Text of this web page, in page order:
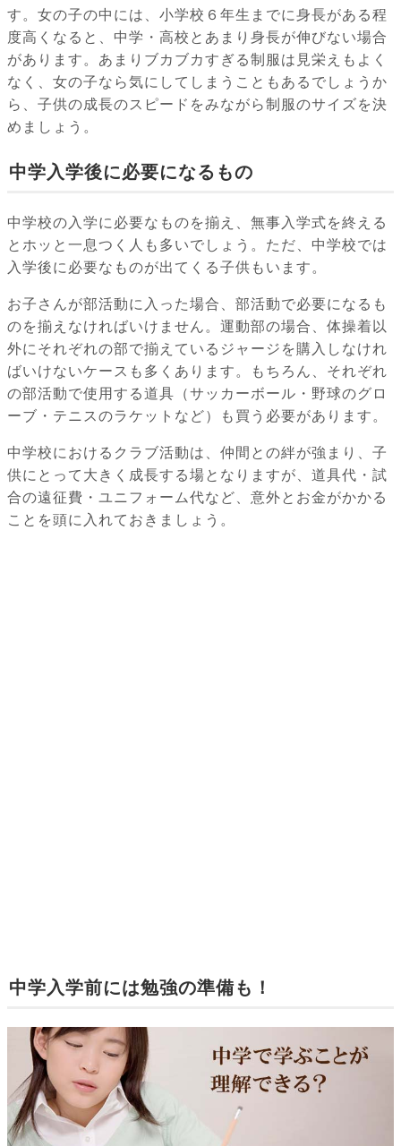
す。女の子の中には、小学校６年生までに身長がある程
度高くなると、中学・高校とあまり身長が伸びない場合
があります。あまりブカブカすぎる制服は見栄えもよく
なく、女の子なら気にしてしまうこともあるでしょうか
ら、子供の成長のスピードをみながら制服のサイズを決
めましょう。
中学入学後に必要になるもの
中学校の入学に必要なものを揃え、無事入学式を終える
とホッと一息つく人も多いでしょう。ただ、中学校では
入学後に必要なものが出てくる子供もいます。
お子さんが部活動に入った場合、部活動で必要になるも
のを揃えなければいけません。運動部の場合、体操着以
外にそれぞれの部で揃えているジャージを購入しなけれ
ばいけないケースも多くあります。もちろん、それぞれ
の部活動で使用する道具（サッカーボール・野球のグロ
ーブ・テニスのラケットなど）も買う必要があります。
中学校におけるクラブ活動は、仲間との絆が強まり、子
供にとって大きく成長する場となりますが、道具代・試
合の遠征費・ユニフォーム代など、意外とお金がかかる
ことを頭に入れておきましょう。
中学入学前には勉強の準備も！